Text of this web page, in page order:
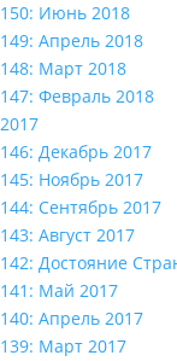
150: Июнь 2018
149: Апрель 2018
148: Март 2018
147: Февраль 2018
2017
146: Декабрь 2017
145: Ноябрь 2017
144: Сентябрь 2017
143: Август 2017
142: Достояние
141: Май 2017
140: Апрель 2017
139: Март 2017